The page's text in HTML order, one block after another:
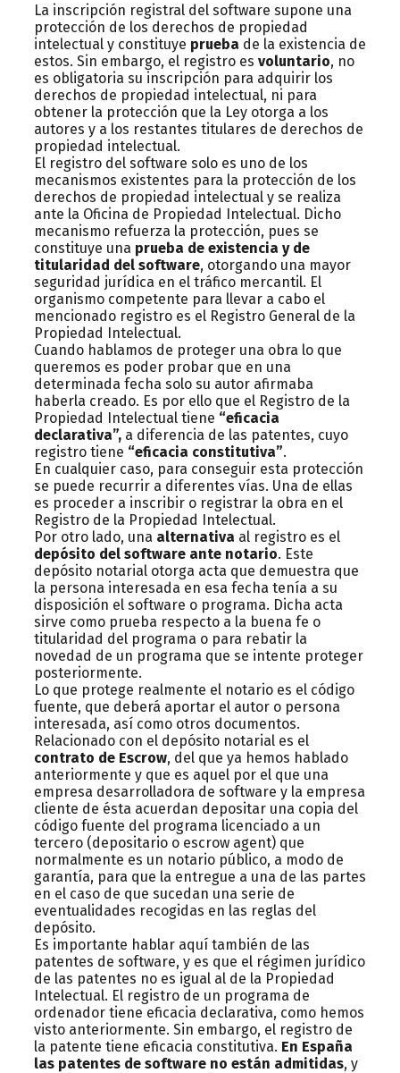
La inscripción registral del software supone una
protección de los derechos de propiedad
intelectual y constituye prueba de la existencia de
estos. Sin embargo, el registro es voluntario, no
es obligatoria su inscripción para adquirir los
derechos de propiedad intelectual, ni para
obtener la protección que la Ley otorga a los
autores y a los restantes titulares de derechos de
propiedad intelectual.
El registro del software solo es uno de los
mecanismos existentes para la protección de los
derechos de propiedad intelectual y se realiza
ante la Oficina de Propiedad Intelectual. Dicho
mecanismo refuerza la protección, pues se
constituye una prueba de existencia y de
titularidad del software, otorgando una mayor
seguridad jurídica en el tráfico mercantil. El
organismo competente para llevar a cabo el
mencionado registro es el Registro General de la
Propiedad Intelectual.
Cuando hablamos de proteger una obra lo que
queremos es poder probar que en una
determinada fecha solo su autor afirmaba
haberla creado. Es por ello que el Registro de la
Propiedad Intelectual tiene “eficacia
declarativa”, a diferencia de las patentes, cuyo
registro tiene “eficacia constitutiva”.
En cualquier caso, para conseguir esta protección
se puede recurrir a diferentes vías. Una de ellas
es proceder a inscribir o registrar la obra en el
Registro de la Propiedad Intelectual.
Por otro lado, una alternativa al registro es el
depósito del software ante notario. Este
depósito notarial otorga acta que demuestra que
la persona interesada en esa fecha tenía a su
disposición el software o programa. Dicha acta
sirve como prueba respecto a la buena fe o
titularidad del programa o para rebatir la
novedad de un programa que se intente proteger
posteriormente.
Lo que protege realmente el notario es el código
fuente, que deberá aportar el autor o persona
interesada, así como otros documentos.
Relacionado con el depósito notarial es el
contrato de Escrow, del que ya hemos hablado
anteriormente y que es aquel por el que una
empresa desarrolladora de software y la empresa
cliente de ésta acuerdan depositar una copia del
código fuente del programa licenciado a un
tercero (depositario o escrow agent) que
normalmente es un notario público, a modo de
garantía, para que la entregue a una de las partes
en el caso de que sucedan una serie de
eventualidades recogidas en las reglas del
depósito.
Es importante hablar aquí también de las
patentes de software, y es que el régimen jurídico
de las patentes no es igual al de la Propiedad
Intelectual. El registro de un programa de
ordenador tiene eficacia declarativa, como hemos
visto anteriormente. Sin embargo, el registro de
la patente tiene eficacia constitutiva. En España
las patentes de software no están admitidas, y